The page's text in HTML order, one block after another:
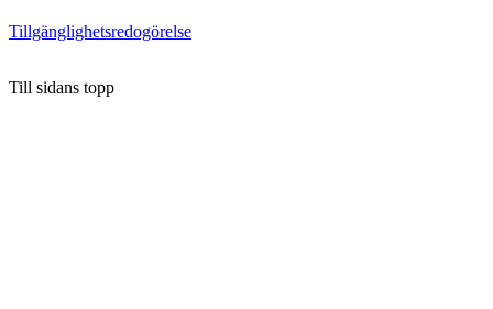
Tillgänglighetsredogörelse
Till sidans topp